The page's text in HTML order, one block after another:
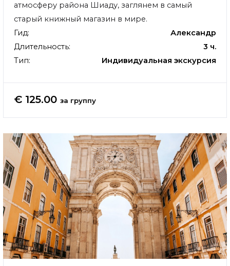
атмосферу района Шиаду, заглянем в самый
старый книжный магазин в мире.
Гид:
Александр
Длительность:
3 ч.
Тип:
Индивидуальная экскурсия
€ 125.00 за группу